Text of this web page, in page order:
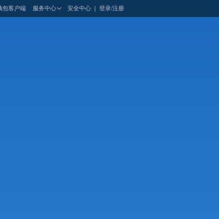
包客户端 服务中心 安全中心 登录/注册